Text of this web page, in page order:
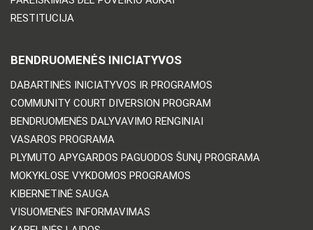
RESTITUCIJA
BENDRUOMENĖS INICIATYVOS
DABARTINĖS INICIATYVOS IR PROGRAMOS
COMMUNITY COURT DIVERSION PROGRAM
BENDRUOMENĖS DALYVAVIMO RENGINIAI
VASAROS PROGRAMA
PLYMUTO APYGARDOS PAGUODOS ŠUNŲ PROGRAMA
MOKYKLOSE VYKDOMOS PROGRAMOS
KIBERNETINĖ SAUGA
VISUOMENĖS INFORMAVIMAS